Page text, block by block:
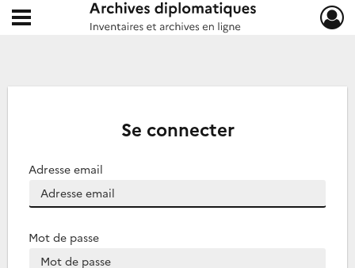
Archives diplomatiques
Ouvrir le menu déroulant
Se connecter
Adresse email
Mot de passe